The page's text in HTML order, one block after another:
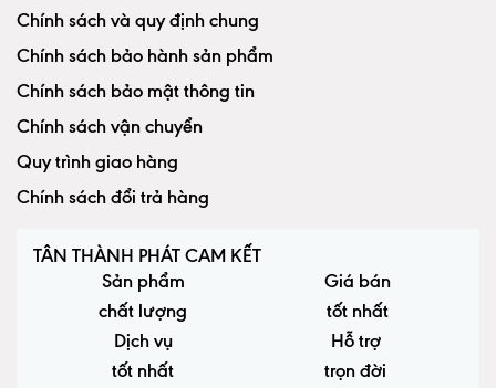
Chính sách và quy định chung
Chính sách bảo hành sản phẩm
Chính sách bảo mật thông tin
Chính sách vận chuyển
Quy trình giao hàng
Chính sách đổi trả hàng
TÂN THÀNH PHÁT CAM KẾT
Sản phẩm
chất lượng
Giá bán
tốt nhất
Dịch vụ
tốt nhất
Hỗ trợ
trọn đời